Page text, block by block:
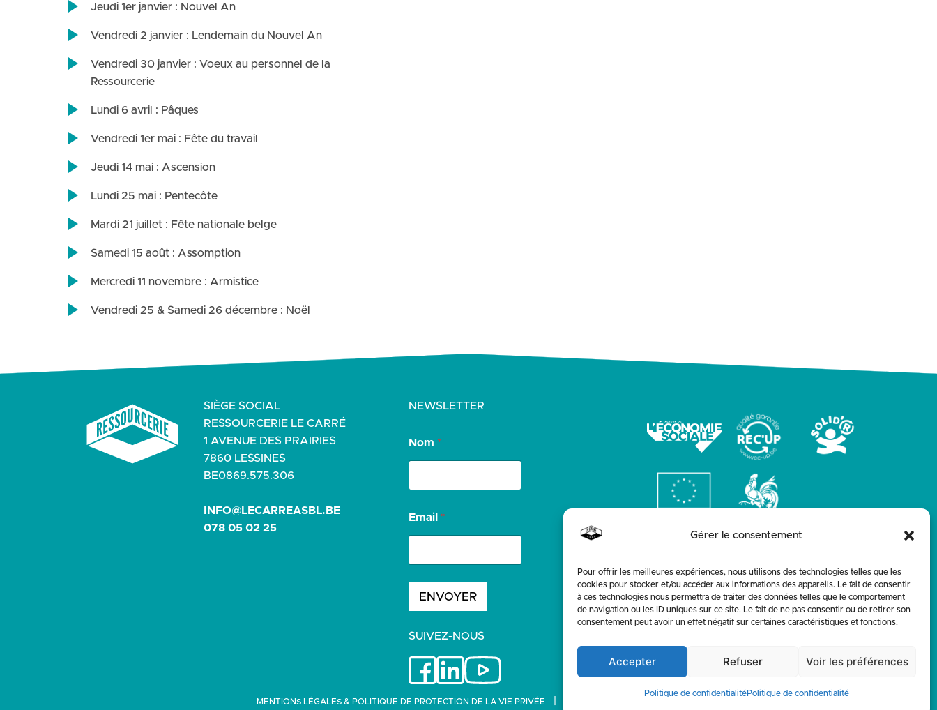
Gérer le consentement
Pour offrir les meilleures expériences, nous utilisons des technologies telles que les
cookies pour stocker et/ou accéder aux informations des appareils. Le fait de consentir
à ces technologies nous permettra de traiter des données telles que le comportement
de navigation ou les ID uniques sur ce site. Le fait de ne pas consentir ou de retirer son
consentement peut avoir un effet négatif sur certaines caractéristiques et fonctions.
Accepter Refuser Voir les préférences
Politique de confidentialitéPolitique de confidentialité
Jeudi 1er janvier : Nouvel An
Vendredi 2 janvier : Lendemain du Nouvel An
Vendredi 30 janvier : Voeux au personnel de la
Ressourcerie
Lundi 6 avril : Pâques
Vendredi 1er mai : Fête du travail
Jeudi 14 mai : Ascension
Lundi 25 mai : Pentecôte
Mardi 21 juillet : Fête nationale belge
Samedi 15 août : Assomption
Mercredi 11 novembre : Armistice
Vendredi 25 & Samedi 26 décembre : Noël
SIÈGE SOCIAL
RESSOURCERIE LE CARRÉ
1 AVENUE DES PRAIRIES
7860 LESSINES
BE0869.575.306
INFO@LECARREASBL.BE
078 05 02 25
NEWSLETTER
E
m
N
m
Nom *
Email *
ENVOYER
SUIVEZ-NOUS
MENTIONS LÉGALES & POLITIQUE DE PROTECTION DE LA VIE PRIVÉE